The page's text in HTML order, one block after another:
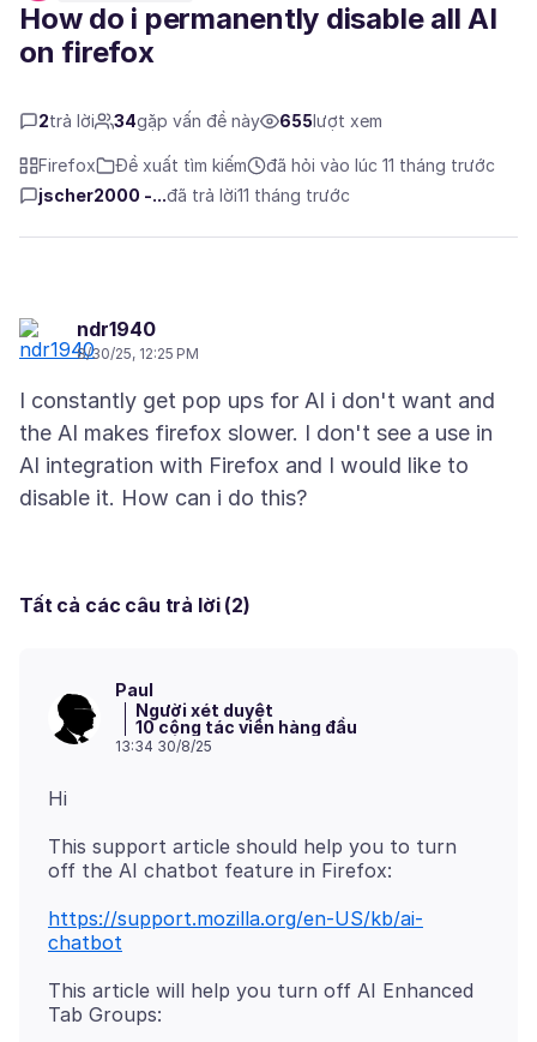
How do i permanently disable all AI
on firefox
2trả lời 34gặp vấn đề này 655lượt xem
Firefox Đề xuất tìm kiếm
đã hỏi vào lúc 11 tháng trước
jscher2000 -...đã trả lời11 tháng trước
ndr1940
8/30/25, 12:25 PM
I constantly get pop ups for AI i don't want and
the AI makes firefox slower. I don't see a use in
AI integration with Firefox and I would like to
Tất cả các câu trả lời (2)
Paul
Người xét duyệt
10 cộng tác viên hàng đầu
13:34 30/8/25
This support article should help you to turn
https://support.mozilla.org/en-US/kb/ai-
chatbot
This article will help you turn off AI Enhanced